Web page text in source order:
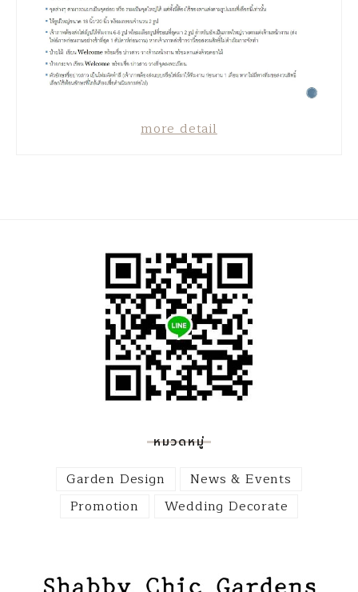
more detail
หมวดหมู่
Garden Design
News & Events
Promotion
Wedding Decorate